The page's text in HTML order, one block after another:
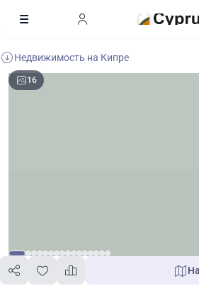
Недвижимость на Кипре
16